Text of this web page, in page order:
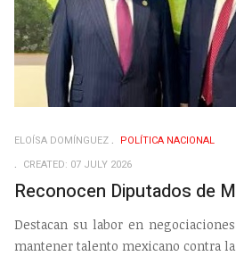
ELOÍSA DOMÍNGUEZ
POLÍ­TICA NACIONAL
CREATED: 07 JULY 2026
Reconocen Diputados de
Destacan su labor en
mantener talento mexicano contra la